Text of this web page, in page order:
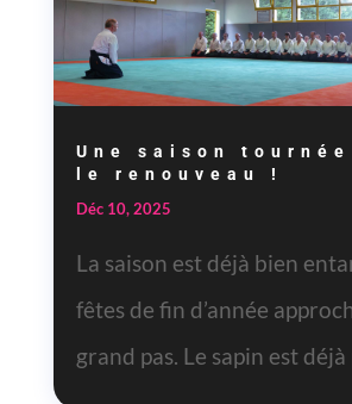
Une saison tournée
le renouveau !
Déc 10, 2025
La saison est déjà bien
fêtes de fin d’année
grand pas. Le sapin est déjà